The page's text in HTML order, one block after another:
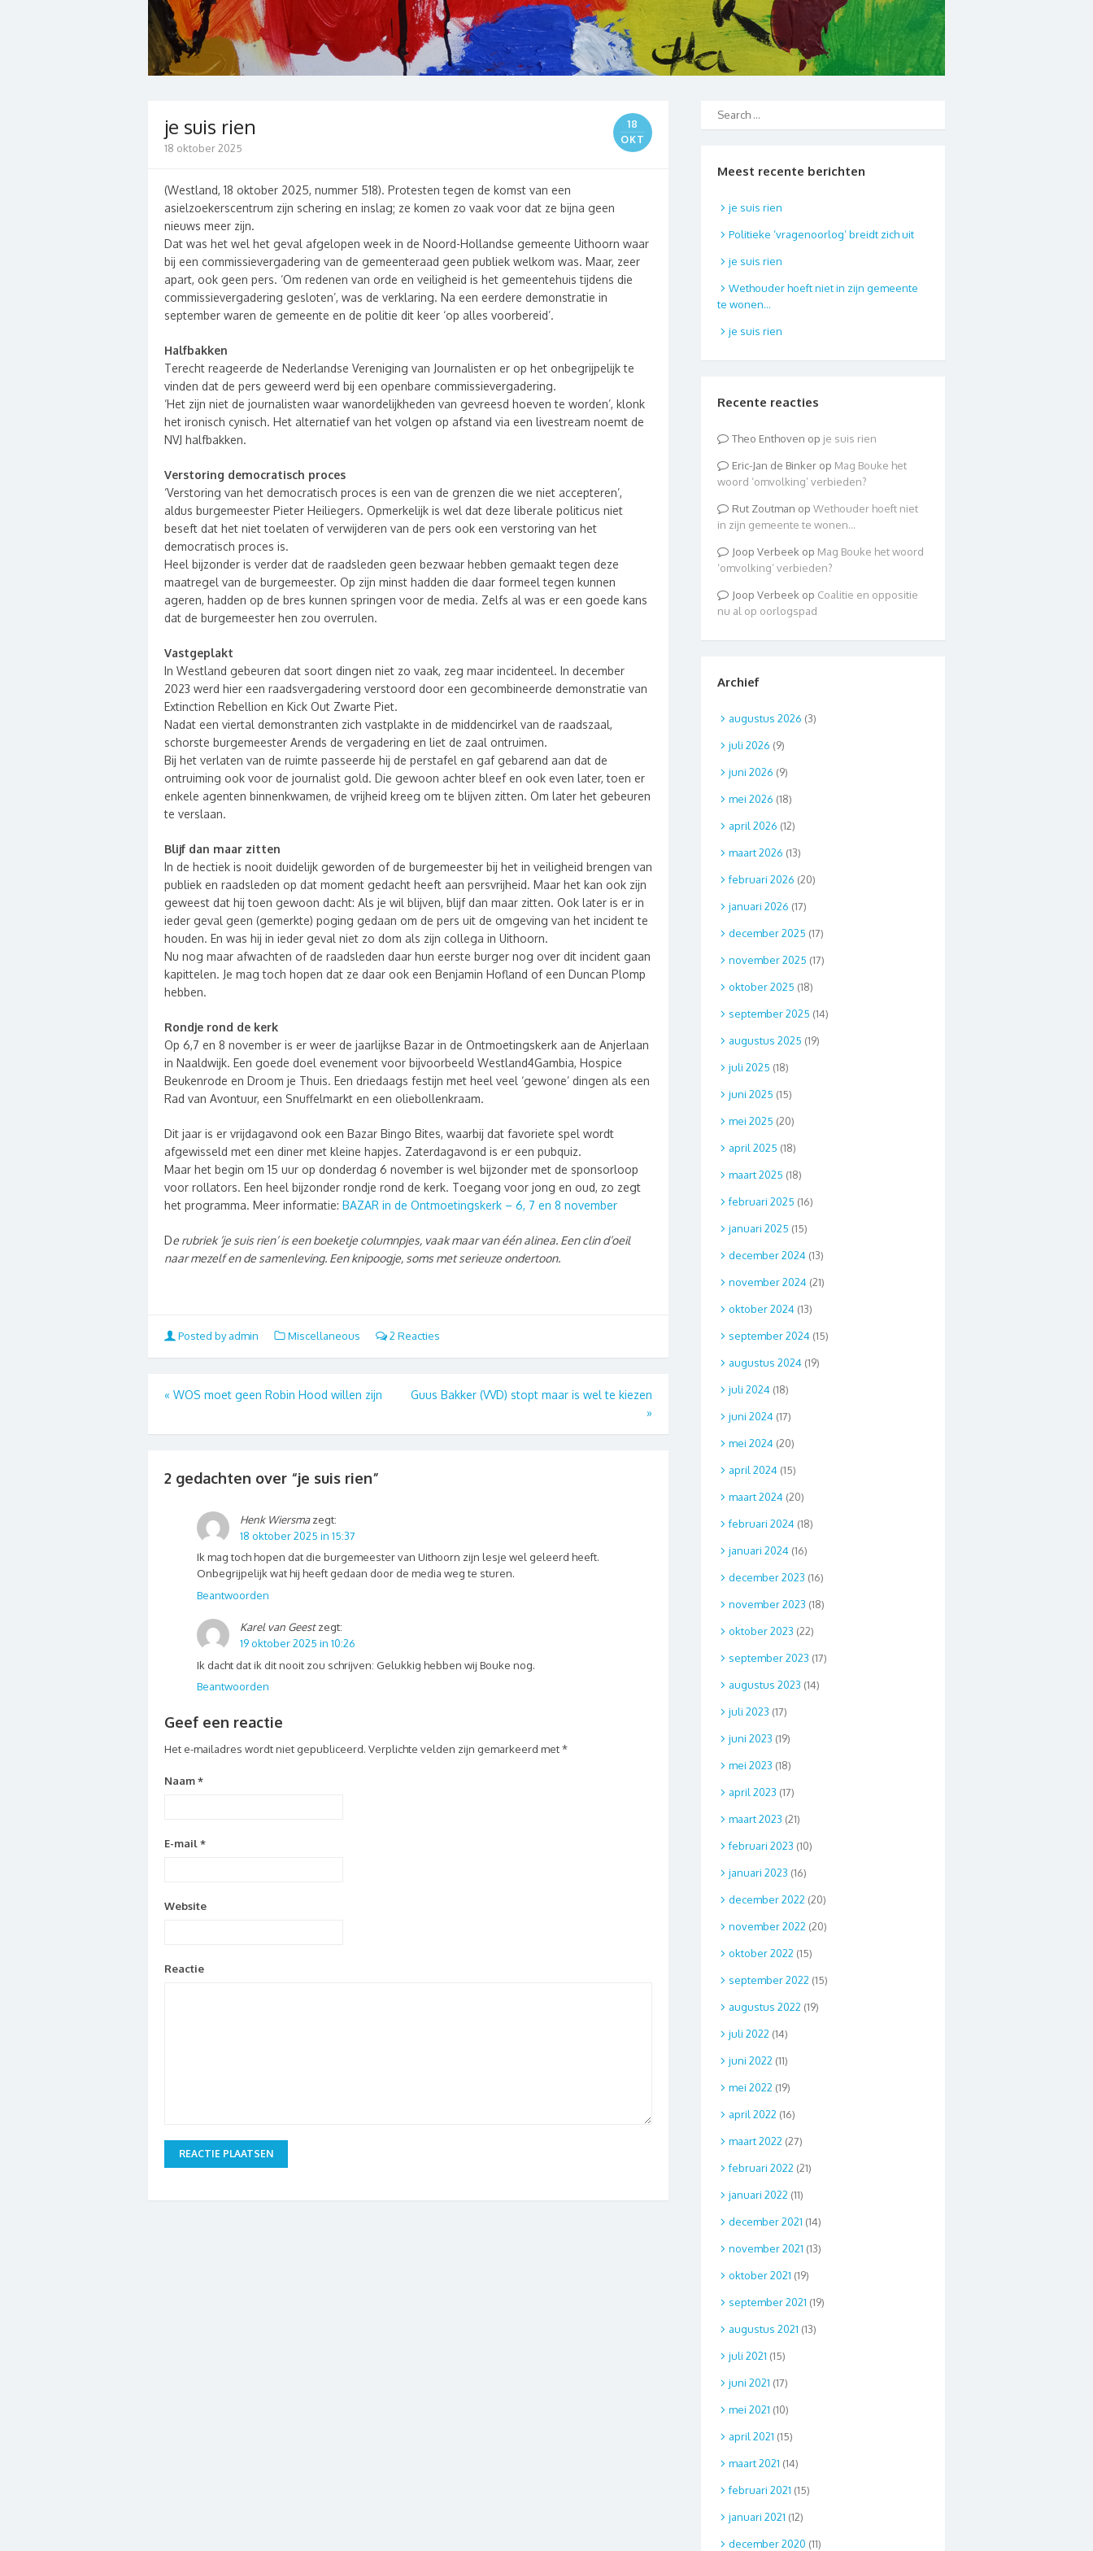
je suis rien
18
OKT
18 oktober 2025
(Westland, 18 oktober 2025, nummer 518). Protesten tegen de komst van een
asielzoekerscentrum zijn schering en inslag; ze komen zo vaak voor dat ze bijna geen
nieuws meer zijn.
Dat was het wel het geval afgelopen week in de Noord-Hollandse gemeente Uithoorn waar
bij een commissievergadering van de gemeenteraad geen publiek welkom was. Maar, zeer
apart, ook geen pers. ‘Om redenen van orde en veiligheid is het gemeentehuis tijdens die
commissievergadering gesloten’, was de verklaring. Na een eerdere demonstratie in
september waren de gemeente en de politie dit keer ‘op alles voorbereid’.
Halfbakken
Terecht reageerde de Nederlandse Vereniging van Journalisten er op het onbegrijpelijk te
vinden dat de pers geweerd werd bij een openbare commissievergadering.
‘Het zijn niet de journalisten waar wanordelijkheden van gevreesd hoeven te worden’, klonk
het ironisch cynisch. Het alternatief van het volgen op afstand via een livestream noemt de
NVJ halfbakken.
Verstoring democratisch proces
‘Verstoring van het democratisch proces is een van de grenzen die we niet accepteren’,
aldus burgemeester Pieter Heiliegers. Opmerkelijk is wel dat deze liberale politicus niet
beseft dat het niet toelaten of verwijderen van de pers ook een verstoring van het
democratisch proces is.
Heel bijzonder is verder dat de raadsleden geen bezwaar hebben gemaakt tegen deze
maatregel van de burgemeester. Op zijn minst hadden die daar formeel tegen kunnen
ageren, hadden op de bres kunnen springen voor de media. Zelfs al was er een goede kans
dat de burgemeester hen zou overrulen.
Vastgeplakt
In Westland gebeuren dat soort dingen niet zo vaak, zeg maar incidenteel. In december
2023 werd hier een raadsvergadering verstoord door een gecombineerde demonstratie van
Extinction Rebellion en Kick Out Zwarte Piet.
Nadat een viertal demonstranten zich vastplakte in de middencirkel van de raadszaal,
schorste burgemeester Arends de vergadering en liet de zaal ontruimen.
Bij het verlaten van de ruimte passeerde hij de perstafel en gaf gebarend aan dat de
ontruiming ook voor de journalist gold. Die gewoon achter bleef en ook even later, toen er
enkele agenten binnenkwamen, de vrijheid kreeg om te blijven zitten. Om later het gebeuren
te verslaan.
Blijf dan maar zitten
In de hectiek is nooit duidelijk geworden of de burgemeester bij het in veiligheid brengen van
publiek en raadsleden op dat moment gedacht heeft aan persvrijheid. Maar het kan ook zijn
geweest dat hij toen gewoon dacht: Als je wil blijven, blijf dan maar zitten. Ook later is er in
ieder geval geen (gemerkte) poging gedaan om de pers uit de omgeving van het incident te
houden. En was hij in ieder geval niet zo dom als zijn collega in Uithoorn.
Nu nog maar afwachten of de raadsleden daar hun eerste burger nog over dit incident gaan
kapittelen. Je mag toch hopen dat ze daar ook een Benjamin Hofland of een Duncan Plomp
hebben.
Rondje rond de kerk
Op 6,7 en 8 november is er weer de jaarlijkse Bazar in de Ontmoetingskerk aan de Anjerlaan
in Naaldwijk. Een goede doel evenement voor bijvoorbeeld Westland4Gambia, Hospice
Beukenrode en Droom je Thuis. Een driedaags festijn met heel veel ‘gewone’ dingen als een
Rad van Avontuur, een Snuffelmarkt en een oliebollenkraam.
Dit jaar is er vrijdagavond ook een Bazar Bingo Bites, waarbij dat favoriete spel wordt
afgewisseld met een diner met kleine hapjes. Zaterdagavond is er een pubquiz.
Maar het begin om 15 uur op donderdag 6 november is wel bijzonder met de sponsorloop
voor rollators. Een heel bijzonder rondje rond de kerk. Toegang voor jong en oud, zo zegt
het programma. Meer informatie: BAZAR in de Ontmoetingskerk – 6, 7 en 8 november
De rubriek ‘je suis rien’ is een boeketje columnpjes, vaak maar van één alinea. Een clin d’oeil
naar mezelf en de samenleving. Een knipoogje, soms met serieuze ondertoon.
Posted by admin Miscellaneous 2 Reacties
« WOS moet geen Robin Hood willen zijn
Guus Bakker (VVD) stopt maar is wel te kiezen
»
2 gedachten over “je suis rien”
Henk Wiersma zegt:
18 oktober 2025 in 15:37
Ik mag toch hopen dat die burgemeester van Uithoorn zijn lesje wel geleerd heeft.
Onbegrijpelijk wat hij heeft gedaan door de media weg te sturen.
Beantwoorden
Karel van Geest zegt:
19 oktober 2025 in 10:26
Ik dacht dat ik dit nooit zou schrijven: Gelukkig hebben wij Bouke nog.
Beantwoorden
Geef een reactie
Het e-mailadres wordt niet gepubliceerd. Verplichte velden zijn gemarkeerd met*
Naam*
E-mail*
Website
Reactie
Meest recente berichten
je suis rien
Politieke ‘vragenoorlog’ breidt zich uit
je suis rien
Wethouder hoeft niet in zijn gemeente
te wonen…
je suis rien
Recente reacties
Theo Enthoven op je suis rien
Eric-Jan de Binkerop Mag Bouke het
woord ‘omvolking’ verbieden?
Rut Zoutman op Wethouder hoeft niet
in zijn gemeente te wonen…
Joop Verbeek op Mag Bouke het woord
‘omvolking’ verbieden?
Joop Verbeek op Coalitie en oppositie
nu al op oorlogspad
Archief
augustus 2026 (3)
juli 2026 (9)
juni 2026 (9)
mei 2026 (18)
april 2026 (12)
maart 2026 (13)
februari 2026 (20)
januari 2026 (17)
december 2025 (17)
november 2025 (17)
oktober 2025 (18)
september 2025 (14)
augustus 2025 (19)
juli 2025 (18)
juni 2025 (15)
mei 2025 (20)
april 2025 (18)
maart 2025 (18)
februari 2025 (16)
januari 2025 (15)
december 2024 (13)
november 2024 (21)
oktober 2024 (13)
september 2024 (15)
augustus 2024 (19)
juli 2024 (18)
juni 2024 (17)
mei 2024 (20)
april 2024 (15)
maart 2024 (20)
februari 2024 (18)
januari 2024 (16)
december 2023 (16)
november 2023 (18)
oktober 2023 (22)
september 2023 (17)
augustus 2023 (14)
juli 2023 (17)
juni 2023 (19)
mei 2023 (18)
april 2023 (17)
maart 2023 (21)
februari 2023 (10)
januari 2023 (16)
december 2022 (20)
november 2022 (20)
oktober 2022 (15)
september 2022 (15)
augustus 2022 (19)
juli 2022 (14)
juni 2022 (11)
mei 2022 (19)
april 2022 (16)
maart 2022 (27)
februari 2022 (21)
januari 2022 (11)
december 2021 (14)
november 2021 (13)
oktober 2021 (19)
september 2021 (19)
augustus 2021 (13)
juli 2021 (15)
juni 2021 (17)
mei 2021 (10)
april 2021 (15)
maart 2021 (14)
februari 2021 (15)
januari 2021 (12)
december 2020 (11)